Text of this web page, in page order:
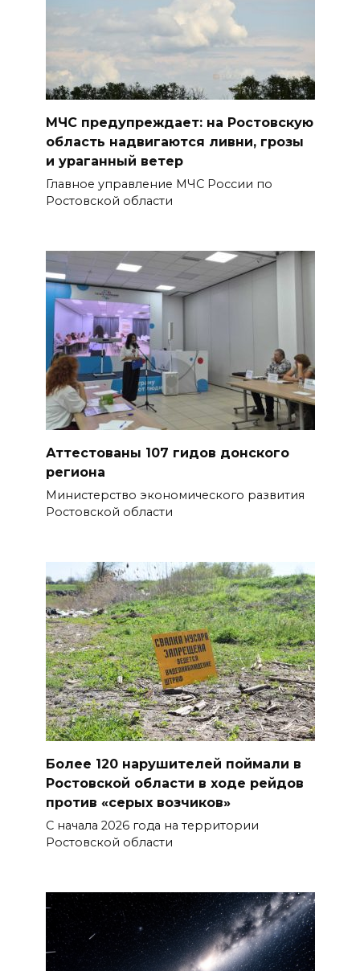
Меры поддержки после ЧС
07 августа 2026 17:48
На Дону обсудили
взаимодействие участников
избирательного процесса в
период ЕДГ-2026
Садовой, 94, обследуют
специалисты
07 августа 2026 17:03
Бетон и влага: эксперт ЮФУ
объяснил, почему
ростовчанам тяжело
переносить жару
МЧС предупреждает: на Ростовскую
область надвигаются ливни, грозы
и ураганный ветер
Главное управление МЧС России по
Ростовской области
Аттестованы 107 гидов донского
региона
Министерство экономического развития
Ростовской области
Более 120 нарушителей поймали в
Ростовской области в ходе рейдов
против «серых возчиков»
С начала 2026 года на территории
Ростовской области